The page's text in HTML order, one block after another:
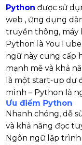
Python được sử
web , ứng dụng
truyền thông, máy
Python là
ngữ này cung cấp
mạnh mẽ và khả
là một start-up dự
mình – Python là
Ưu điểm Python
Nhanh chóng, dễ
và khả năng đọc
Ngôn ngữ lập